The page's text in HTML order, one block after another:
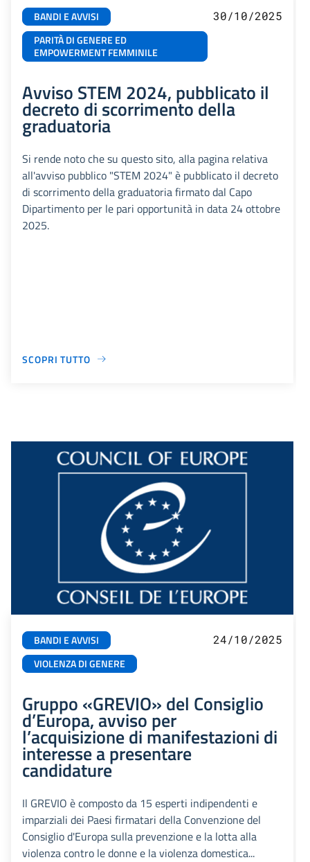
BANDI E AVVISI
PARITÀ DI GENERE ED
EMPOWERMENT FEMMINILE
30/10/2025
Avviso STEM 2024, pubblicato il
decreto di scorrimento della
graduatoria
Si rende noto che su questo sito, alla pagina relativa
all'avviso pubblico "STEM 2024" è pubblicato il decreto
di scorrimento della graduatoria firmato dal Capo
Dipartimento per le pari opportunità in data 24 ottobre
2025.
SCOPRI TUTTO
BANDI E AVVISI
VIOLENZA DI GENERE
24/10/2025
Gruppo «GREVIO» del Consiglio
d’Europa, avviso per
l’acquisizione di manifestazioni di
interesse a presentare
candidature
Il GREVIO è composto da 15 esperti indipendenti e
imparziali dei Paesi firmatari della Convenzione del
Consiglio d'Europa sulla prevenzione e la lotta alla
violenza contro le donne e la violenza domestica...